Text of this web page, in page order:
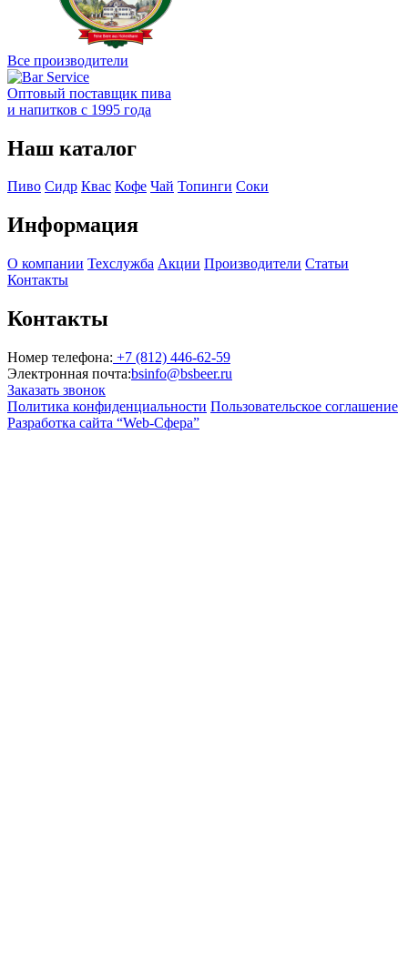
Все производители
Оптовый поставщик пива
и напитков с 1995 года
Наш каталог
Пиво Сидр Квас Кофе Чай Топинги Соки
Информация
О компании Техслужба Акции Производители Статьи
Контакты
Контакты
Номер телефона: +7 (812) 446-62-59
Электронная почта:bsinfo@bsbeer.ru
Заказать звонок
Политика конфиденциальности Пользовательское соглашение
Разработка сайта “Web-Сфера”